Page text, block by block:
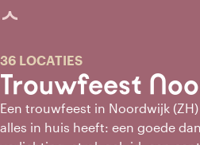
geladen
Trouwfeest
36 LOCATIES
Een trouwfeest in Noordwijk
alles in huis heeft: een goede